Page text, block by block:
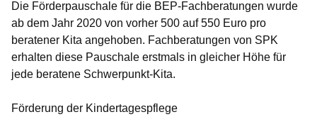
Die Förderpauschale für die BEP-Fachberatungen wurde
ab dem Jahr 2020 von vorher 500 auf 550 Euro pro
beratener Kita angehoben. Fachberatungen von SPK
erhalten diese Pauschale erstmals in gleicher Höhe für
jede beratene Schwerpunkt-Kita.
Förderung der Kindertagespflege